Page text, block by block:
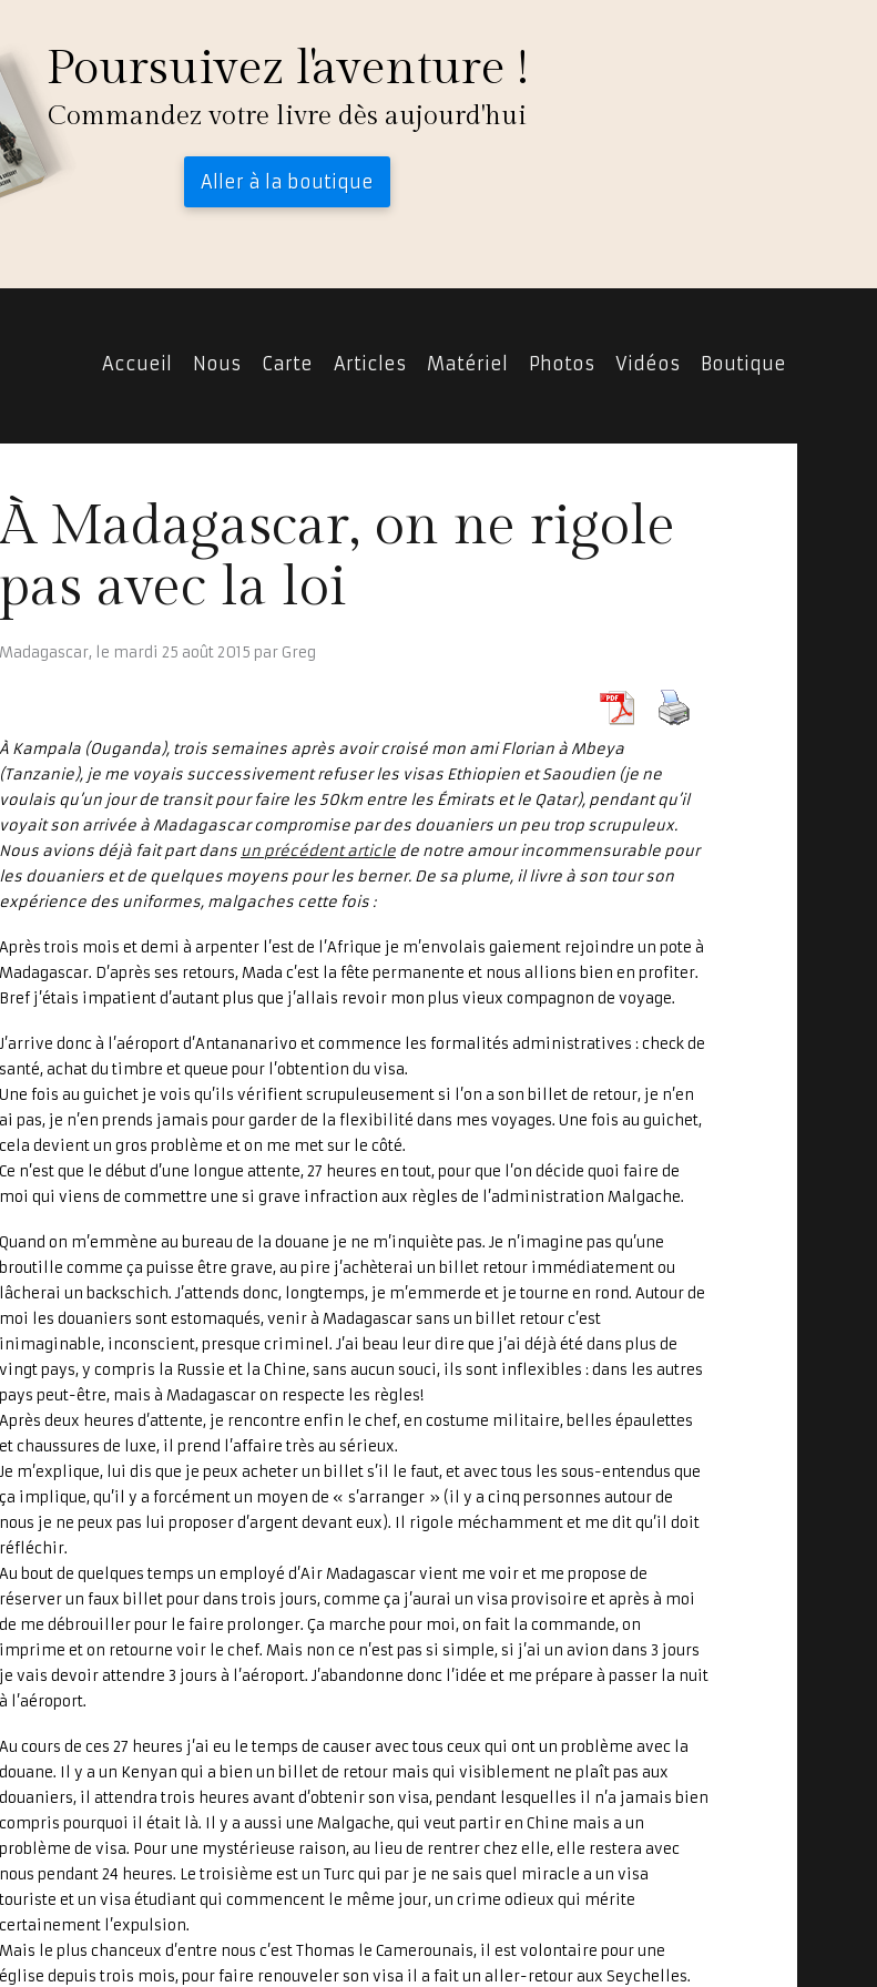
Poursuivez l'aventure !
Commandez votre livre dès aujourd'hui
Aller à la boutique
Accueil Nous Carte Articles Matériel Photos Vidéos Boutique
À Madagascar, on ne rigole
pas avec la loi
Madagascar, le mardi 25 août 2015 par Greg
À Kampala (Ouganda), trois semaines après avoir croisé mon ami Florian à Mbeya
(Tanzanie), je me voyais successivement refuser les visas Ethiopien et Saoudien (je ne
voulais qu’un jour de transit pour faire les 50km entre les Émirats et le Qatar), pendant qu’il
voyait son arrivée à Madagascar compromise par des douaniers un peu trop scrupuleux.
Nous avions déjà fait part dans un précédent article de notre amour incommensurable pour
les douaniers et de quelques moyens pour les berner. De sa plume, il livre à son tour son
expérience des uniformes, malgaches cette fois :
Après trois mois et demi à arpenter l’est de l’Afrique je m’envolais gaiement rejoindre un pote à
Madagascar. D’après ses retours, Mada c’est la fête permanente et nous allions bien en profiter.
Bref j’étais impatient d’autant plus que j’allais revoir mon plus vieux compagnon de voyage.
J’arrive donc à l’aéroport d’Antananarivo et commence les formalités administratives : check de
santé, achat du timbre et queue pour l’obtention du visa.
Une fois au guichet je vois qu’ils vérifient scrupuleusement si l’on a son billet de retour, je n’en
ai pas, je n’en prends jamais pour garder de la flexibilité dans mes voyages. Une fois au guichet,
cela devient un gros problème et on me met sur le côté.
Ce n’est que le début d’une longue attente, 27 heures en tout, pour que l’on décide quoi faire de
moi qui viens de commettre une si grave infraction aux règles de l’administration Malgache.
Quand on m’emmène au bureau de la douane je ne m’inquiète pas. Je n’imagine pas qu’une
broutille comme ça puisse être grave, au pire j’achèterai un billet retour immédiatement ou
lâcherai un backschich. J’attends donc, longtemps, je m’emmerde et je tourne en rond. Autour de
moi les douaniers sont estomaqués, venir à Madagascar sans un billet retour c’est
inimaginable, inconscient, presque criminel. J’ai beau leur dire que j’ai déjà été dans plus de
vingt pays, y compris la Russie et la Chine, sans aucun souci, ils sont inflexibles : dans les autres
pays peut-être, mais à Madagascar on respecte les règles!
Après deux heures d’attente, je rencontre enfin le chef, en costume militaire, belles épaulettes
et chaussures de luxe, il prend l’affaire très au sérieux.
Je m’explique, lui dis que je peux acheter un billet s’il le faut, et avec tous les sous-entendus que
ça implique, qu’il y a forcément un moyen de « s’arranger » (il y a cinq personnes autour de
nous je ne peux pas lui proposer d’argent devant eux). Il rigole méchamment et me dit qu’il doit
réfléchir.
Au bout de quelques temps un employé d’Air Madagascar vient me voir et me propose de
réserver un faux billet pour dans trois jours, comme ça j’aurai un visa provisoire et après à moi
de me débrouiller pour le faire prolonger. Ça marche pour moi, on fait la commande, on
imprime et on retourne voir le chef. Mais non ce n’est pas si simple, si j’ai un avion dans 3 jours
je vais devoir attendre 3 jours à l’aéroport. J’abandonne donc l’idée et me prépare à passer la nuit
à l’aéroport.
Au cours de ces 27 heures j’ai eu le temps de causer avec tous ceux qui ont un problème avec la
douane. Il y a un Kenyan qui a bien un billet de retour mais qui visiblement ne plaît pas aux
douaniers, il attendra trois heures avant d’obtenir son visa, pendant lesquelles il n’a jamais bien
compris pourquoi il était là. Il y a aussi une Malgache, qui veut partir en Chine mais a un
problème de visa. Pour une mystérieuse raison, au lieu de rentrer chez elle, elle restera avec
nous pendant 24 heures. Le troisième est un Turc qui par je ne sais quel miracle a un visa
touriste et un visa étudiant qui commencent le même jour, un crime odieux qui mérite
certainement l’expulsion.
Mais le plus chanceux d’entre nous c’est Thomas le Camerounais, il est volontaire pour une
église depuis trois mois, pour faire renouveler son visa il a fait un aller-retour aux Seychelles.